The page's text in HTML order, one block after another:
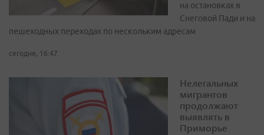
на остановках в
Снеговой Пади и на
пешеходных переходах по нескольким адресам
сегодня, 16:47
Нелегальных
мигрантов
продолжают
выявлять в
Приморье